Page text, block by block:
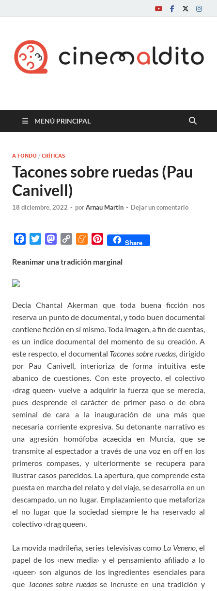
Cine maldito
MENÚ PRINCIPAL
A FONDO / CRÍTICAS
Tacones sobre ruedas (Pau
Canivell)
18 diciembre, 2022 - porArnau Martín - Dejar un comentario
c
o
k
i
r
M
s
o
n
p
n
k
M
n
e
P
n
e
s
t
Share
Reanimar una tradición marginal
Decía Chantal Akerman que toda buena ficción nos
reserva un punto de documental, y todo buen documental
contiene ficción en sí mismo. Toda imagen, a fin de cuentas,
es un índice documental del momento de su creación. A
este respecto, el documental Tacones sobre ruedas, dirigido
por Pau Canivell, interioriza de forma intuitiva este
abanico de cuestiones. Con este proyecto, el colectivo
‹drag queen› vuelve a adquirir la fuerza que se merecía,
pues desprende el carácter de primer paso o de obra
seminal de cara a la inauguración de una más que
necesaria corriente expresiva. Su detonante narrativo es
una agresión homófoba acaecida en Murcia, que se
transmite al espectador a través de una voz en off en los
primeros compases, y ulteriormente se recupera para
ilustrar casos parecidos. La apertura, que comprende esta
puesta en marcha del relato y del viaje, se desarrolla en un
descampado, un no lugar. Emplazamiento que metaforiza
el no lugar que la sociedad siempre le ha reservado al
colectivo ‹drag queen›.
La movida madrileña, series televisivas como La Veneno, el
papel de los ‹new media› y el pensamiento afiliado a lo
‹queer› son algunos de los ingredientes esenciales para
que Tacones sobre ruedasse incruste en una tradición y